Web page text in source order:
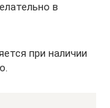
в
при наличии